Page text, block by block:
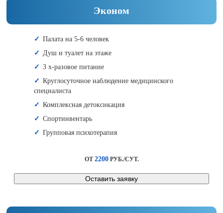
Эконом
Палата на 5-6 человек
Душ и туалет на этаже
3 х-разовое питание
Круглосуточное наблюдение медицинского
специалиста
Комплексная детоксикация
Спортинвентарь
Групповая психотерапия
ОТ 2200РУБ./СУТ.
Оставить заявку